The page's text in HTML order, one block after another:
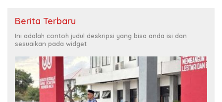
Berita Terbaru
Ini adalah contoh judul deskripsi yang bisa anda isi dan
sesuaikan pada widget